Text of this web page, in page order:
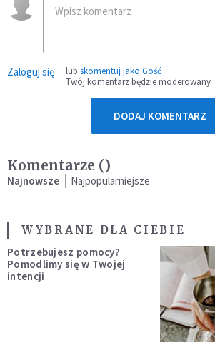
Zaloguj się lub skomentuj jako Gość
Twój komentarz będzie moderowany
DODAJ KOMENTARZ
Komentarze ()
Najnowsze Najpopularniejsze
WYBRANE DLA CIEBIE
Potrzebujesz pomocy?
Pomodlimy się w Twojej
intencji